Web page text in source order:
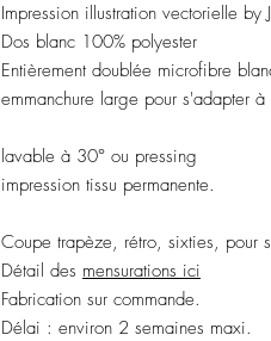
Impression illustration vectorielle by
Dos blanc 100% polyester
Entièrement doublée microfibre
emmanchure large pour s'adapter
lavable à 30° ou pressing
impression tissu permanente.
Coupe trapèze, rétro, sixties, pour
Détail des mensurations ici
Fabrication sur commande.
Délai : environ 2 semaines maxi.